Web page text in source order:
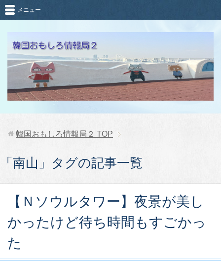
メニュー
韓国おもしろ情報局２ TOP
「南山」タグの記事一覧
【Ｎソウルタワー】夜景が美し
かったけど待ち時間もすごかっ
た